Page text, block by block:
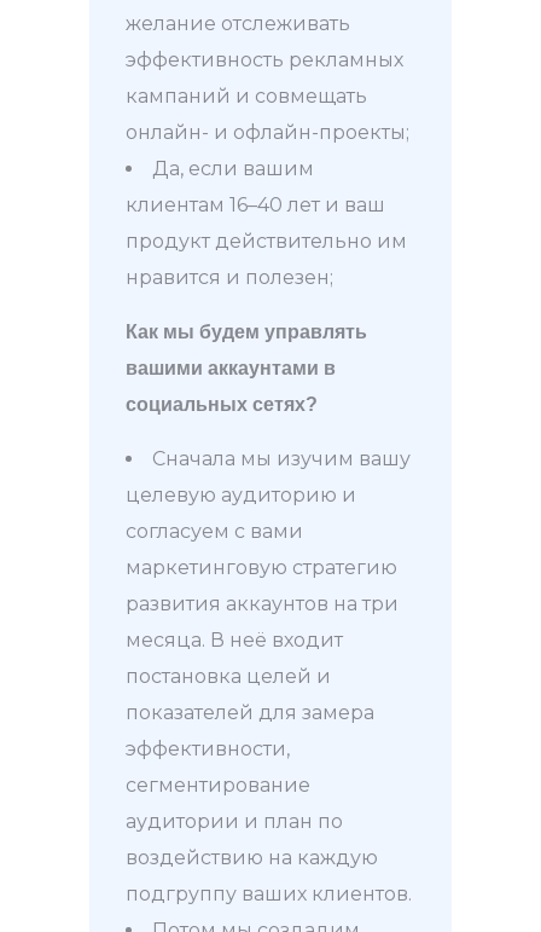
желание отслеживать
эффективность рекламных
кампаний и совмещать
онлайн- и офлайн-проекты;
Да, если вашим
клиентам 16–40 лет и ваш
продукт действительно им
нравится и полезен;
Как мы будем управлять
вашими аккаунтами в
социальных сетях?
Сначала мы изучим вашу
целевую аудиторию и
согласуем с вами
маркетинговую стратегию
развития аккаунтов на три
месяца. В неё входит
постановка целей и
показателей для замера
эффективности,
сегментирование
аудитории и план по
воздействию на каждую
подгруппу ваших клиентов.